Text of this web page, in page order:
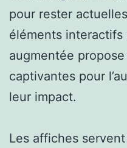
pour rester
éléments interactifs
augmentée
captivantes pour
leur impact.
Les affiches